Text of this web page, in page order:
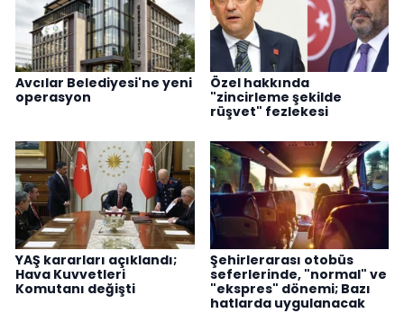
Avcılar Belediyesi'ne yeni
operasyon
Özel hakkında
"zincirleme şekilde
rüşvet" fezlekesi
YAŞ kararları açıklandı;
Hava Kuvvetleri
Komutanı değişti
Şehirlerarası otobüs
seferlerinde, "normal" ve
"ekspres" dönemi; Bazı
hatlarda uygulanacak